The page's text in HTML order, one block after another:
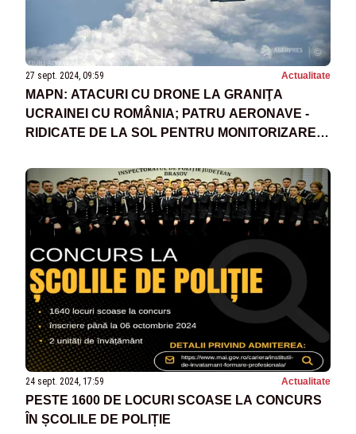
27 sept. 2024, 09:59 Actualitate
MAPN: ATACURI CU DRONE LA GRANIŢA
UCRAINEI CU ROMÂNIA; PATRU AERONAVE -
RIDICATE DE LA SOL PENTRU MONITORIZAREA
24 sept. 2024, 17:59 Actualitate
PESTE 1600 DE LOCURI SCOASE LA CONCURS
ÎN ȘCOLILE DE POLIȚIE